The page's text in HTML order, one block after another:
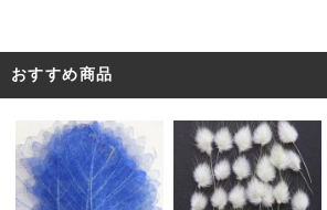
おすすめ商品